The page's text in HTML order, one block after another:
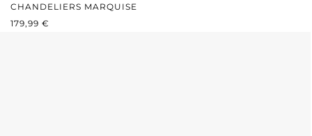
CHANDELIERS MARQUISE
REGULÄRER PREIS:
179,99 €